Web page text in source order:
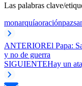
Las palabras clave/
monarquíaoraciónpaz
ANTERIOREl Papa:
y no de guerra
SIGUIENTEHay un